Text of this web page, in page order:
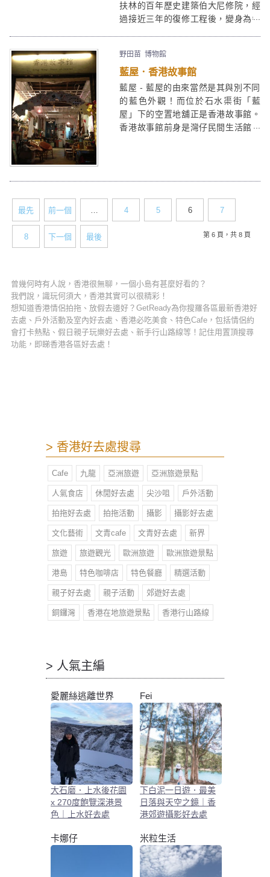
扶林的百年歷史建築伯大尼修院，經
過接近三年的復修工程後，變身為香
校舍，有兩個表演場所、展覽廳、小
教堂以及博物館。
野田苗 博物館
藍屋．香港故事館
藍屋 - 藍屋的由來當然是其與別不同
的藍色外觀！而位於石水渠街「藍
屋」下的空置地舖正是香港故事館。
香港故事館前身是灣仔民間生活館，
的遷移而逐漸消失，志願團體及灣仔
水渠街「藍屋」下的空置地舖，開設
了灣仔民間生活館，讓大眾能細味傳
最先 前一個 … 4 5 6 7
8 下一個 最後 第 6 頁，共 8 頁
曾幾何時有人說，香港很無聊，一個小島有甚麼好看的？
我們說，識玩何須大，香港其實可以很精彩！
想知道香港情侶拍拖、放假去邊好？GetReady為你搜羅各區最新香港好
去處、戶外活動及室內好去處、香港必吃美食、特色Cafe，包括情侶約
會打卡熱點、假日親子玩樂好去處、新手行山路線等！記住用置頂搜尋
功能，即睇香港各區好去處！
> 香港好去處搜尋
Cafe 九龍 亞洲旅遊 亞洲旅遊景點
人氣食店 休閒好去處 尖沙咀 戶外活動
拍拖好去處 拍拖活動 攝影 攝影好去處
文化藝術 文青cafe 文青好去處 新界
旅遊 旅遊觀光 歐洲旅遊 歐洲旅遊景點
港島 特色咖啡店 特色餐廳 精選活動
親子好去處 親子活動 郊遊好去處
銅鑼灣 香港在地旅遊景點 香港行山路線
> 人氣主編
愛麗絲逃離世界
大石磨．上水後花園
x 270度飽覽深港景
色｜上水好去處
Fei
下白泥一日遊．最美
日落與天空之鏡｜香
港郊遊攝影好去處
卡娜仔 米粒生活